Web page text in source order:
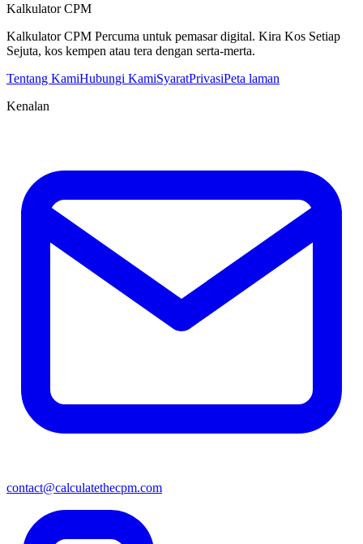
Kalkulator CPM
Kalkulator CPM Percuma untuk pemasar digital. Kira Kos Setiap
Sejuta, kos kempen atau tera dengan serta-merta.
Tentang KamiHubungi KamiSyaratPrivasiPeta laman
Kenalan
contact@calculatethecpm.com